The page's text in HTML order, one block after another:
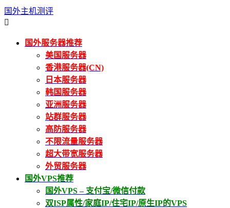
国外主机测评

国外服务器推荐
美国服务器
香港服务器(CN)
日本服务器
韩国服务器
亚洲服务器
站群服务器
高防服务器
不限流量服务器
超大带宽服务器
外贸服务器
国外VPS推荐
国外VPS – 支付宝/微信付款
双ISP属性/家庭IP/住宅IP/原生IP的VPS